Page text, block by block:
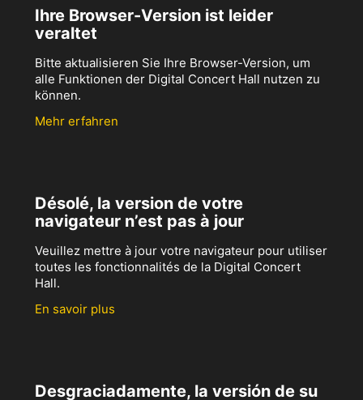
Ihre Browser-Version ist leider
veraltet
Bitte aktualisieren Sie Ihre Browser-Version, um
alle Funktionen der Digital Concert Hall nutzen zu
können.
Mehr erfahren
Désolé, la version de votre
navigateur n’est pas à jour
Veuillez mettre à jour votre navigateur pour utiliser
toutes les fonctionnalités de la Digital Concert
Hall.
En savoir plus
Desgraciadamente, la versión de su